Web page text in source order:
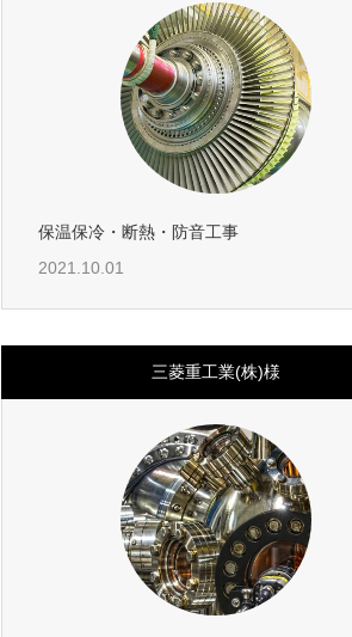
保温保冷・断熱・防音工事
2021.10.01
三菱重工業(株)様